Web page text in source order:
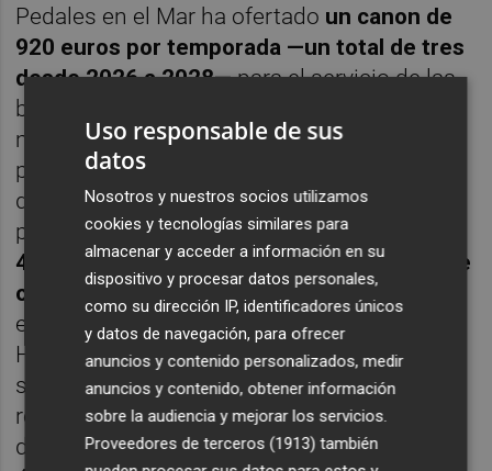
Pedales en el Mar ha ofertado un canon de
920 euros por temporada —un total de tres
desde 2026 a 2028—para el servicio de las
bicicletas acuáticas y ha alcanzado la
máxima puntuación, con la que apuntala su
posición como única aspirante. En el caso
del merendero del Serradal, Coffe Cas ha
presentadola propuesta más elevada, con
4.500 euros por temporada, una cifra que le
otorga también la máxima valoración
este bloque y le permite superar a Eco
Huerta Invest, que ofertó 2.717 euros. La
suma global de ambas fases deja un
resultado de 44 puntos para el primer lote y
de 55 unidades para el segundo, frente a los
Uso responsable de sus
datos
Nosotros y nuestros socios utilizamos
cookies y tecnologías similares para
almacenar y acceder a información en su
dispositivo y procesar datos personales,
como su dirección IP, identificadores únicos
y datos de navegación, para ofrecer
anuncios y contenido personalizados, medir
anuncios y contenido, obtener información
sobre la audiencia y mejorar los servicios.
Proveedores de terceros (1913) también